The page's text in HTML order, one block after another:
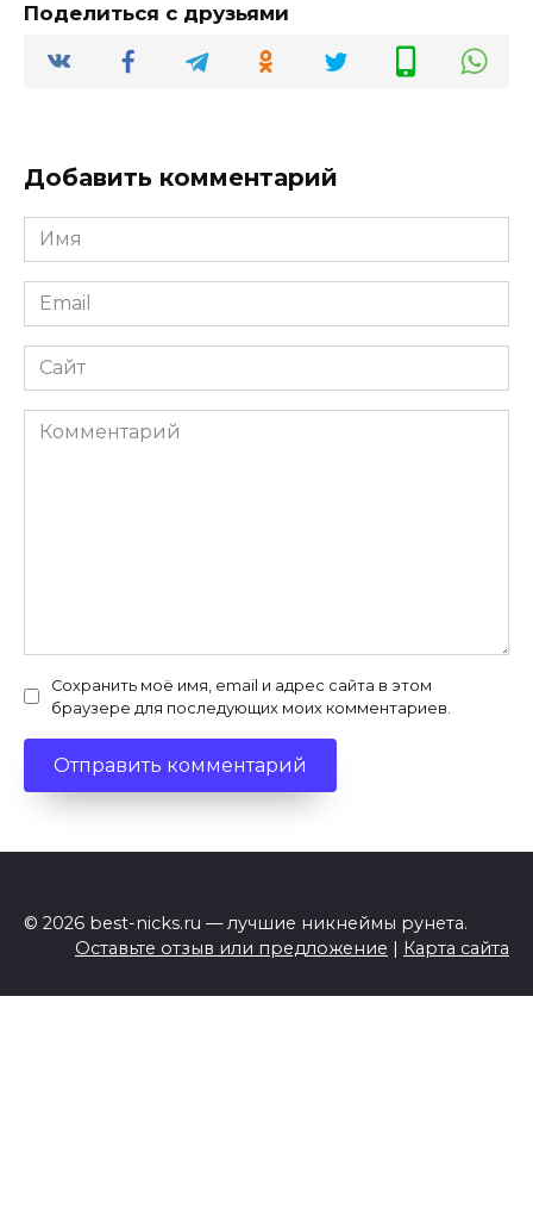
Поделиться с друзьями
Добавить комментарий
Имя
*
Email
*
Сайт
Комментарий
Сохранить моё имя, email и адрес сайта в этом
браузере для последующих моих комментариев.
© 2026 best-nicks.ru — лучшие никнеймы рунета.
Оставьте отзыв или предложение | Карта сайта